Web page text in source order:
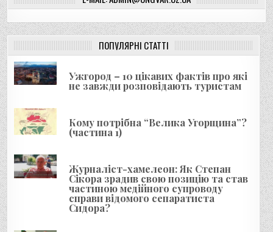
г
а
ц
і
я
з
а
п
и
с
і
в
ПОПУЛЯРНІ СТАТТІ
Ужгород – 10 цікавих фактів про які
не завжди розповідають туристам
Кому потрібна “Велика Угорщина”?
(частина 1)
Журналіст-хамелеон: Як Степан
Сікора зрадив свою позицію та став
частиною медійного супроводу
справи відомого сепаратиста
Сидора?